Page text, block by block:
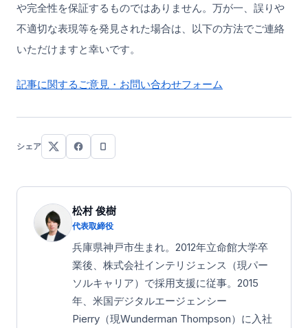
や完全性を保証するものではありません。万が一、誤りや
不適切な表現等を発見された場合は、以下の方法でご連絡
いただけますと幸いです。
記事に関するご意見・お問い合わせフォーム
シェア
松村 俊樹
代表取締役
兵庫県神戸市生まれ。2012年立命館大学卒
業後、株式会社インテリジェンス（現パー
ソルキャリア）で採用支援に従事。2015
年、米国デジタルエージェンシー
Pierry（現Wunderman Thompson）に入社